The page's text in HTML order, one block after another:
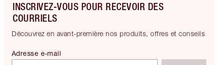
INSCRIVEZ-VOUS POUR RECEVOIR DES
COURRIELS
Découvrez en avant-première nos produits, offres et conseils
Adresse e-mail